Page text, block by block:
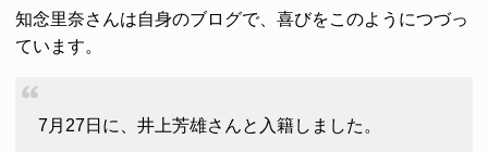
知念里奈さんは自身のブログで、喜びをこのようにつづっ
ています。
7月27日に、井上芳雄さんと入籍しました。